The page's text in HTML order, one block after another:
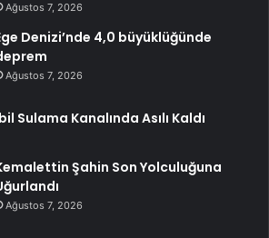
Ağustos 7, 2026
Denizi’nde 4,0 büyüklüğünde
Ağustos 7, 2026
Sulama Kanalında Asılı Kaldı
Şahin Son Yolculuğuna
Ağustos 7, 2026